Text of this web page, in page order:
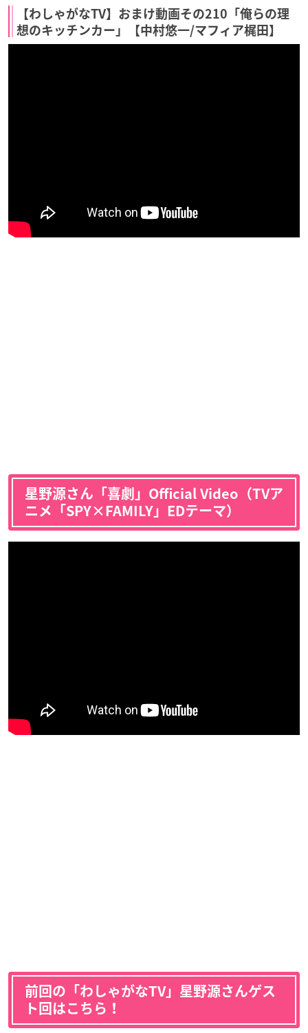
【わしゃがなTV】おまけ動画その210「俺らの理
想のキッチンカー」【中村悠一/マフィア梶田】
星野源さん「喜劇」Official Video（TVア
ニメ「SPY×FAMILY」EDテーマ）
前回の「わしゃがなTV」星野源さんゲス
ト回はこちら！